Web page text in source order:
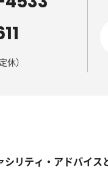
休）
リティ・アドバイ